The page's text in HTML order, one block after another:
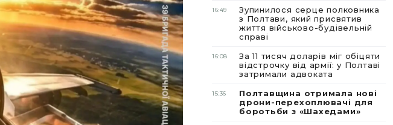
16:49
Зупинилося серце полковника
з Полтави, який присвятив
життя військово-будівельній
справі
16:08
За 11 тисяч доларів міг обіцяти
відстрочку від армії: у Полтаві
затримали адвоката
15:36
Полтавщина отримала нові
дрони-перехоплювачі для
боротьби з «Шахедами»